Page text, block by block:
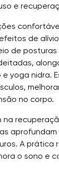
e
de
de posturas
yoga nidra.
no corpo.
na
A prática
o sono e